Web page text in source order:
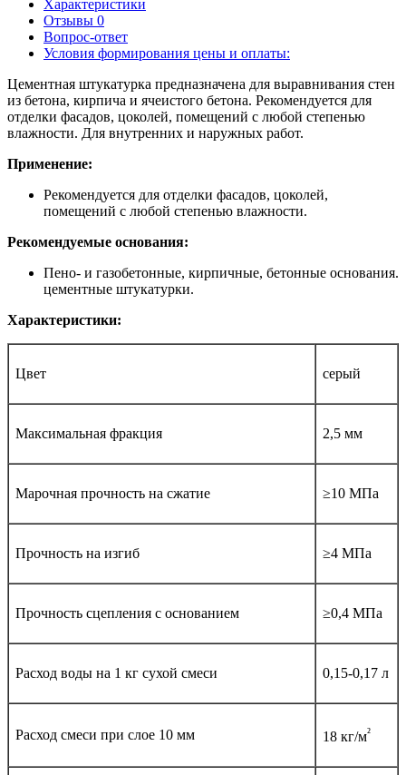
Характеристики
Отзывы 0
Вопрос-ответ
Условия формирования цены и оплаты:
Цементная штукатурка предназначена для выравнивания стен
из бетона, кирпича и ячеистого бетона. Рекомендуется для
отделки фасадов, цоколей, помещений с любой степенью
влажности. Для внутренних и наружных работ.
Применение:
Рекомендуется для отделки фасадов, цоколей,
помещений с любой степенью влажности.
Рекомендуемые основания:
Пено- и газобетонные, кирпичные, бетонные основания.
цементные штукатурки.
Характеристики:
Цвет серый
Максимальная фракция 2,5 мм
Марочная прочность на сжатие ≥10 МПа
Прочность на изгиб ≥4 МПа
Прочность сцепления с основанием ≥0,4 МПа
Расход воды на 1 кг сухой смеси 0,15-0,17 л
Расход смеси при слое 10 мм 18 кг/м²